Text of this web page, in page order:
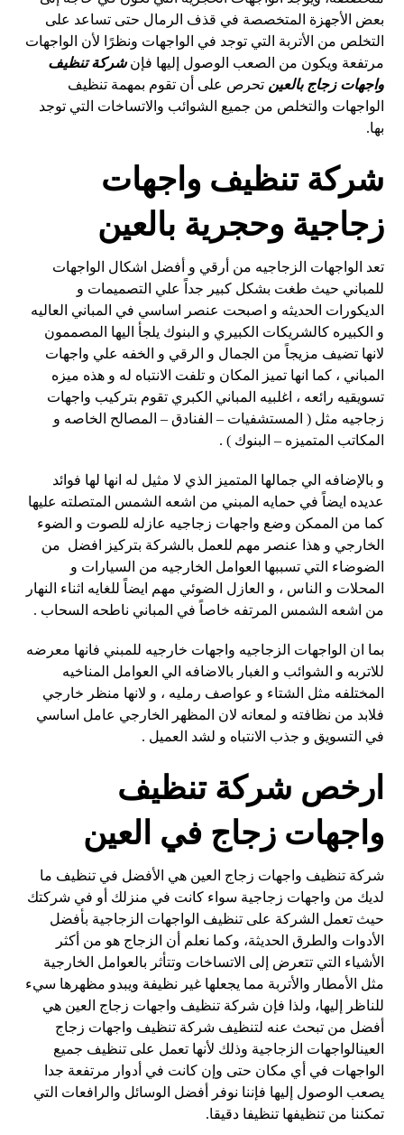
بعض الأجهزة المتخصصة في قذف الرمال حتى تساعد على
التخلص من الأتربة التي توجد في الواجهات ونظرًا لأن الواجهات
مرتفعة ويكون من الصعب الوصول إليها فإنشركة تنظيف
واجهات زجاج بالعين تحرص على أن تقوم بمهمة تنظيف
الواجهات والتخلص من جميع الشوائب والاتساخات التي توجد
بها.
شركة تنظيف واجهات
زجاجية وحجرية بالعين
تعد الواجهات الزجاجيه من أرقي و أفضل اشكال الواجهات
للمباني حيث طغت بشكل كبير جداً علي التصميمات و
الديكورات الحديثه و اصبحت عنصر اساسي في المباني العاليه
و الكبيره كالشريكات الكبيري و البنوك يلجأ اليها المصممون
لانها تضيف مزيجاً من الجمال و الرقي و الخفه علي واجهات
المباني ، كما انها تميز المكان و تلفت الانتباه له و هذه ميزه
تسويقيه رائعه ، اغلبيه المباني الكبري تقوم بتركيب واجهات
زجاجيه مثل ( المستشفيات – الفنادق – المصالح الخاصه و
المكاتب المتميزه – البنوك ) .
و بالإضافه الي جمالها المتميز الذي لا مثيل له انها لها فوائد
عديده ايضاً في حمايه المبني من اشعه الشمس المتصلته عليها
كما من الممكن وضع واجهات زجاجيه عازله للصوت و الضوء
الخارجي و هذا عنصر مهم للعمل بالشركة بتركيز افضل من
الضوضاء التي تسببها العوامل الخارجيه من السيارات و
المحلات و الناس ، و العازل الضوئي مهم ايضاً للغايه اثناء النهار
من اشعه الشمس المرتفه خاصاً في المباني ناطحه السحاب .
بما ان الواجهات الزجاجيه واجهات خارجيه للمبني فانها معرضه
للاتربه و الشوائب و الغبار بالاضافه الي العوامل المناخيه
المختلفه مثل الشتاء و عواصف رمليه ، و لانها منظر خارجي
فلابد من نظافته و لمعانه لان المظهر الخارجي عامل اساسي
في التسويق و جذب الانتباه و لشد العميل .
ارخص شركة تنظيف
واجهات زجاج في العين
شركة تنظيف واجهات زجاج العين هي الأفضل في تنظيف ما
لديك من واجهات زجاجية سواء كانت في منزلك أو في شركتك
حيث تعمل الشركة على تنظيف الواجهات الزجاجية بأفضل
الأدوات والطرق الحديثة، وكما نعلم أن الزجاج هو من أكثر
الأشياء التي تتعرض إلى الاتساخات وتتأثر بالعوامل الخارجية
مثل الأمطار والأتربة مما يجعلها غير نظيفة ويبدو مظهرها سيء
للناظر إليها، ولذا فإن شركة تنظيف واجهات زجاج العين هي
أفضل من تبحث عنه لتنظيف شركة تنظيف واجهات زجاج
العينالواجهات الزجاجية وذلك لأنها تعمل على تنظيف جميع
الواجهات في أي مكان حتى وإن كانت في أدوار مرتفعة جدا
يصعب الوصول إليها فإننا نوفر أفضل الوسائل والرافعات التي
تمكننا من تنظيفها تنظيفا دقيقا.